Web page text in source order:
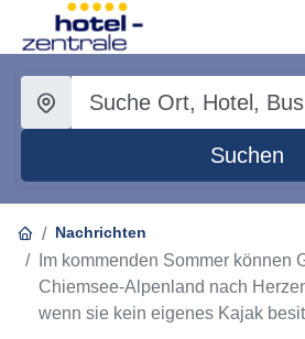
Suchen
Nachrichten
Im kommenden Sommer können
Chiemsee-Alpenland nach
wenn sie kein eigenes Kajak